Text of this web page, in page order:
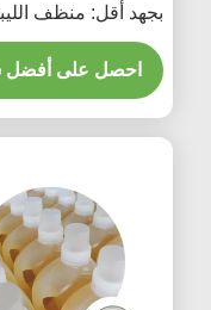
بجهد أقل: منظف
نقدمه يعمل
احصل على أفضل